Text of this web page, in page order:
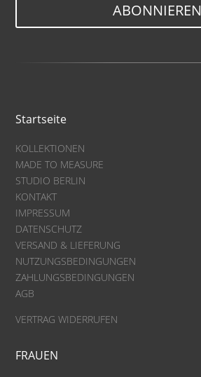
ABONNIEREN
Startseite
KOLLEKTIONEN
MADE TO MEASURE
STUDIO BERLIN
KONTAKT
IMPRESSUM
DATENSCHUTZ
VERSAND & LIEFERUNG
NUTZUNGSBEDINGUNGEN
ZAHLUNGSBEDINGUNGEN
AGB
VERTRAG WIDERRUFEN
FRAUEN